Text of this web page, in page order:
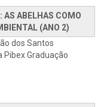
ABELHAS COMO
(ANO 2)
dos Santos
Pibex Graduação